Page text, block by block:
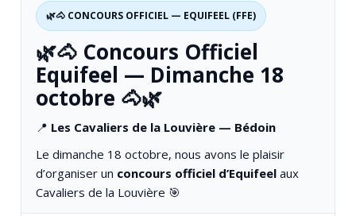
🌿🐴 CONCOURS OFFICIEL — EQUIFEEL (FFE)
🌿🐴 Concours Officiel
Equifeel — Dimanche 18
octobre 🐴🌿
📍 Les Cavaliers de la Louvière — Bédoin
Le dimanche 18 octobre, nous avons le plaisir
d’organiser un concours officiel d’Equifeel aux
Cavaliers de la Louvière 🎯